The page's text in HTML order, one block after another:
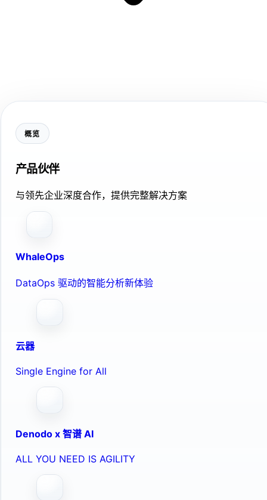
概览
产品伙伴
与领先企业深度合作，提供完整解决方案
WhaleOps
DataOps 驱动的智能分析新体验
云器
Single Engine for All
Denodo x 智谱 AI
ALL YOU NEED IS AGILITY